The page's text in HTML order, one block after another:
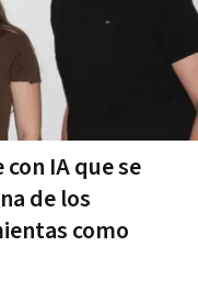
IA que se
de los
como